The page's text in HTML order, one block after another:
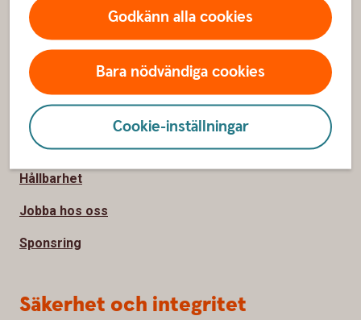
Godkänn alla cookies
Bara nödvändiga cookies
Cookie-inställningar
Bli kund
Priser, räntor och kurser
Om oss
Om Sparbanken Gotland
Hållbarhet
Jobba hos oss
Sponsring
Säkerhet och integritet